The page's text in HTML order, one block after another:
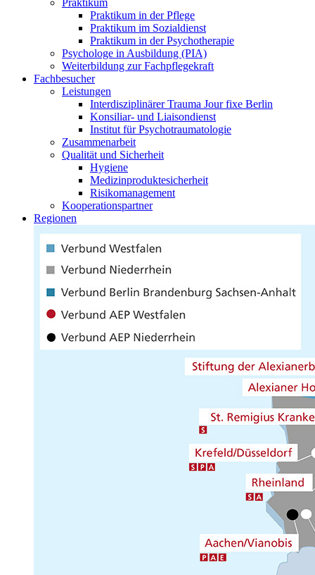
Praktikum
Praktikum in der Pflege
Praktikum im Sozialdienst
Praktikum in der Psychotherapie
Psychologe in Ausbildung (PIA)
Weiterbildung zur Fachpflegekraft
Fachbesucher
Leistungen
Interdisziplinärer Trauma Jour fixe Berlin
Konsiliar- und Liaisondienst
Institut für Psychotraumatologie
Zusammenarbeit
Qualität und Sicherheit
Hygiene
Medizinproduktesicherheit
Risikomanagement
Kooperationspartner
Regionen